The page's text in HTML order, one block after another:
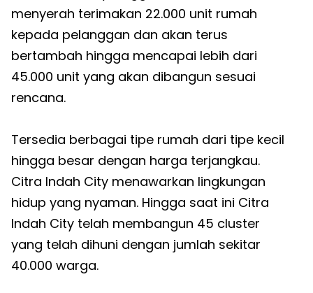
menyerah terimakan 22.000 unit rumah
kepada pelanggan dan akan terus
bertambah hingga mencapai lebih dari
45.000 unit yang akan dibangun sesuai
rencana.
Tersedia berbagai tipe rumah dari tipe kecil
hingga besar dengan harga terjangkau.
Citra Indah City menawarkan lingkungan
hidup yang nyaman. Hingga saat ini Citra
Indah City telah membangun 45 cluster
yang telah dihuni dengan jumlah sekitar
40.000 warga.